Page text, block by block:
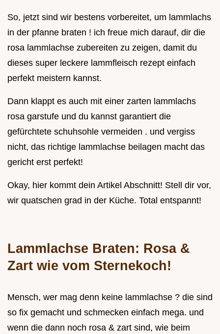
So, jetzt sind wir bestens vorbereitet, um lammlachs
in der pfanne braten ! ich freue mich darauf, dir die
rosa lammlachse zubereiten zu zeigen, damit du
dieses super leckere lammfleisch rezept einfach
perfekt meistern kannst.
Dann klappt es auch mit einer zarten lammlachs
rosa garstufe und du kannst garantiert die
gefürchtete schuhsohle vermeiden . und vergiss
nicht, das richtige lammlachse beilagen macht das
gericht erst perfekt!
Okay, hier kommt dein Artikel Abschnitt! Stell dir vor,
wir quatschen grad in der Küche. Total entspannt!
Lammlachse Braten: Rosa &
Zart wie vom Sternekoch!
Mensch, wer mag denn keine lammlachse ? die sind
so fix gemacht und schmecken einfach mega. und
wenn die dann noch rosa & zart sind, wie beim